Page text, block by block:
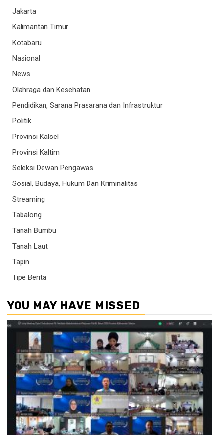
Jakarta
Kalimantan Timur
Kotabaru
Nasional
News
Olahraga dan Kesehatan
Pendidikan, Sarana Prasarana dan Infrastruktur
Politik
Provinsi Kalsel
Provinsi Kaltim
Seleksi Dewan Pengawas
Sosial, Budaya, Hukum Dan Kriminalitas
Streaming
Tabalong
Tanah Bumbu
Tanah Laut
Tapin
Tipe Berita
YOU MAY HAVE MISSED